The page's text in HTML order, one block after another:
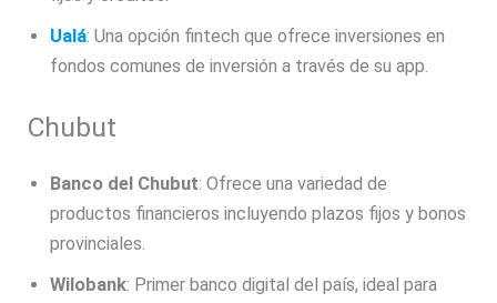
Ualá: Una opción fintech que ofrece inversiones en
fondos comunes de inversión a través de su app.
Chubut
Banco del Chubut: Ofrece una variedad de
productos financieros incluyendo plazos fijos y bonos
provinciales.
Wilobank: Primer banco digital del país, ideal para